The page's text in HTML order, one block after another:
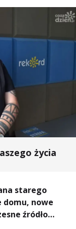
życia
starego
domu, nowe
źródło